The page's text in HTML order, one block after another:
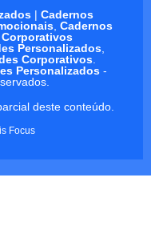
| Cadernos
, Cadernos
Personalizados,
Corporativos.
Personalizados -
deste conteúdo.
Focus